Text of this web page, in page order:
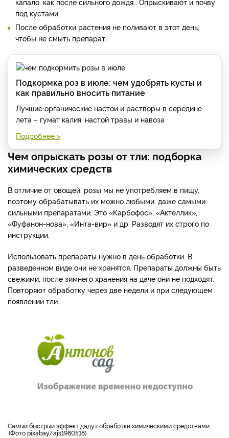
под кустами.
После обработки растения не поливают в этот день,
чтобы не смыть препарат.
Подкормка роз в июле: чем удобрять кусты и
как правильно вносить питание
Лучшие органические настои и растворы в середине
лета – гумат калия, настой травы и навоза
Подробнее >
Чем опрыскать розы от тли: подборка
химических средств
В отличие от овощей, розы мы не употребляем в пищу,
поэтому обрабатывать их можно любыми, даже самыми
сильными препаратами. Это «Карбофос», «Актеллик»,
«Фуфанон-нова», «Инта-вир» и др. Разводят их строго по
инструкции.
Использовать препараты нужно в день обработки. В
разведенном виде они не хранятся. Препараты должны быть
свежими, после зимнего хранения на даче они не подходят.
Повторяют обработку через две недели и при следующем
появлении тли.
Самый быстрый эффект дадут обработки химическими средствами.
Фото pixabay/ajs1980518